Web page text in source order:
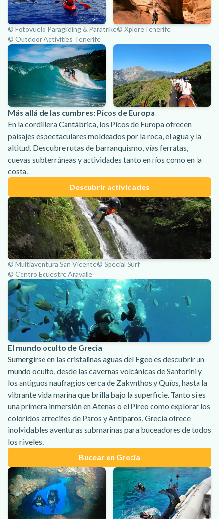
© Fotovuelo Paragliding & Paratrike© XploreTenerife
© Outdoor Activities Tenerife
Más allá de las cumbres: Picos de Europa
En la cordillera Cantábrica, los Picos de Europa ofrecen
paisajes espectaculares moldeados por la roca, el agua y la
altitud. Descubre rutas de barranquismo, vías ferratas,
cuevas subterráneas y actividades tanto en ríos como en la
costa.
Descubrir actividades
© Multiaventura San Vicente© Special Surf
© Centro Ecuestre Aravalle
El mundo oculto de Grecia
Sumergirse en las cristalinas aguas del Egeo es descubrir un
mundo oculto, desde las cavernas volcánicas de Santorini y
los antiguos naufragios cerca de Zakynthos y Quíos, hasta la
vibrante vida marina que brilla bajo la superficie. Tanto si es
una primera inmersión en Atenas o el Pireo como explorar los
coloridos arrecifes de Paros y Antíparos, Grecia ofrece
inolvidables aventuras submarinas para buceadores de todos
los niveles.
Bucear en Grecia